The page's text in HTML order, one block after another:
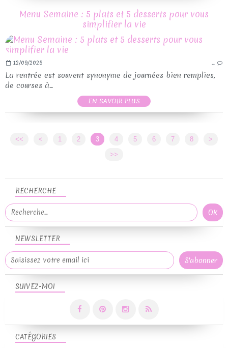
Menu Semaine : 5 plats et 5 desserts pour vous
simplifier la vie
12/09/2025 …
La rentrée est souvent synonyme de journées bien remplies,
de courses à...
EN SAVOIR PLUS
<< < 1 2 3 4 5 6 7 8
>
>>
NEWSLETTER
SUIVEZ-MOI
RECHERCHE
CATÉGORIES